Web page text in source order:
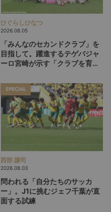
ひぐらしひなつ
2026.08.05
「みんなのセカンドクラブ」を
目指して。躍進するテゲバジャ
ーロ宮崎が示す「クラブを育て
SPECIAL
西部 謙司
2026.08.03
問われる「自分たちのサッカ
ー」。J1に挑むジェフ千葉が直
面する試練